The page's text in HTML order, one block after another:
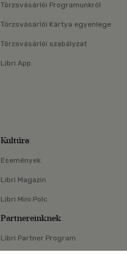
Törzsvásárlói Programunkról
Törzsvásárlói Kártya egyenlege
Törzsvásárlói szabályzat
Libri App
Kultúra
Események
Libri Magazin
Libri Mini Polc
Partnereinknek
Libri Partner Program